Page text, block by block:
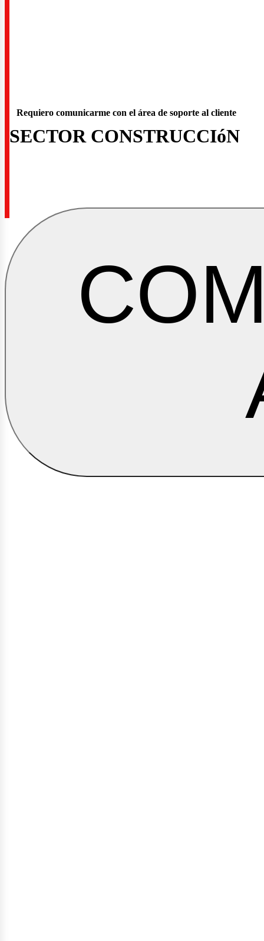
SECTOR CONSTRUCCIóN
Requiero comunicarme con el área de soporte al cliente